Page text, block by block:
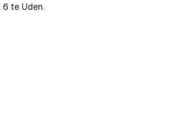
6 te Uden.